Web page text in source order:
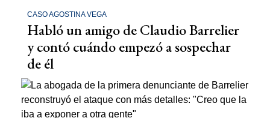
CASO AGOSTINA VEGA
Habló un amigo de Claudio Barrelier
y contó cuándo empezó a sospechar
de él